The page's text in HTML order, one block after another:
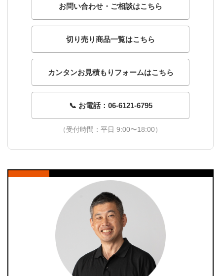
お問い合わせ・ご相談はこちら
切り売り商品一覧はこちら
カンタンお見積もりフォームはこちら
📞 お電話：06-6121-6795
（受付時間：平日 9:00〜18:00）